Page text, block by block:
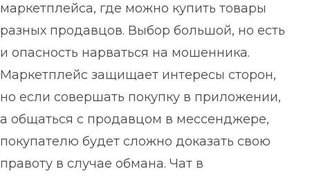
маркетплейса, где можно купить товары
разных продавцов. Выбор большой, но есть
и опасность нарваться на мошенника.
Маркетплейс защищает интересы сторон,
но если совершать покупку в приложении,
а общаться с продавцом в мессенджере,
покупателю будет сложно доказать свою
правоту в случае обмана. Чат в